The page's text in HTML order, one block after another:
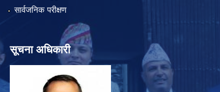
सार्वजनिक परीक्षण
सूचना अधिकारी